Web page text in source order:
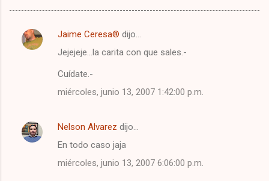
C
t
a
Jaime Ceresa® dijo…
Jejejeje...la carita con que sales.-
Cuídate.-
miércoles, junio 13, 2007 1:42:00 p.m.
Nelson Alvarez dijo…
En todo caso jaja
miércoles, junio 13, 2007 6:06:00 p.m.